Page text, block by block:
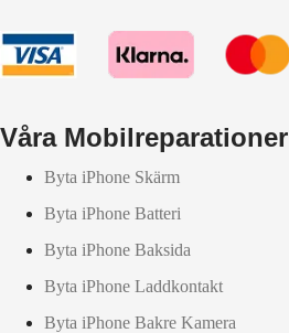
Våra Mobilreparationer
Byta iPhone Skärm
Byta iPhone Batteri
Byta iPhone Baksida
Byta iPhone Laddkontakt
Byta iPhone Bakre Kamera